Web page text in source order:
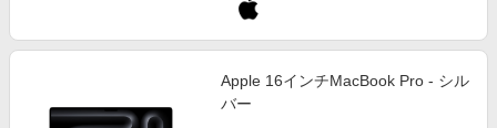
Apple 16インチMacBook Pro - シル
バー